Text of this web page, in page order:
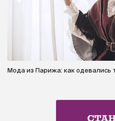
Мода из Парижа: как